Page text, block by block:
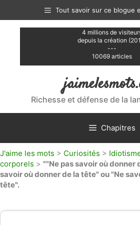
contenu
Tout savoir sur ce blogue
4 millions de
depuis la création
---
10069 articles
Richesse et défense de la
Chapitres
J'aime les mots > Curiosités >
corporels > ""Ne pas savoir où donner
savoir où donner de la tête" ou "Ne
tête".